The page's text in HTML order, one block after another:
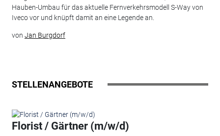
Hauben-Umbau für das aktuelle Fernverkehrsmodell S-Way von
Iveco vor und knüpft damit an eine Legende an.
von Jan Burgdorf
STELLENANGEBOTE
Florist / Gärtner (m/w/d)